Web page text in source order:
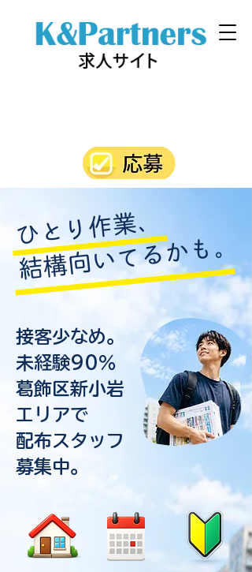
ひとり作業、
結構向いてるかも。
接客少なめ。
未経験90％
葛飾区新小岩
エリアで
配布スタッフ
募集中。